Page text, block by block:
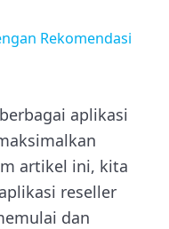
Rekomendasi
aplikasi
artikel ini, kita
reseller
dan